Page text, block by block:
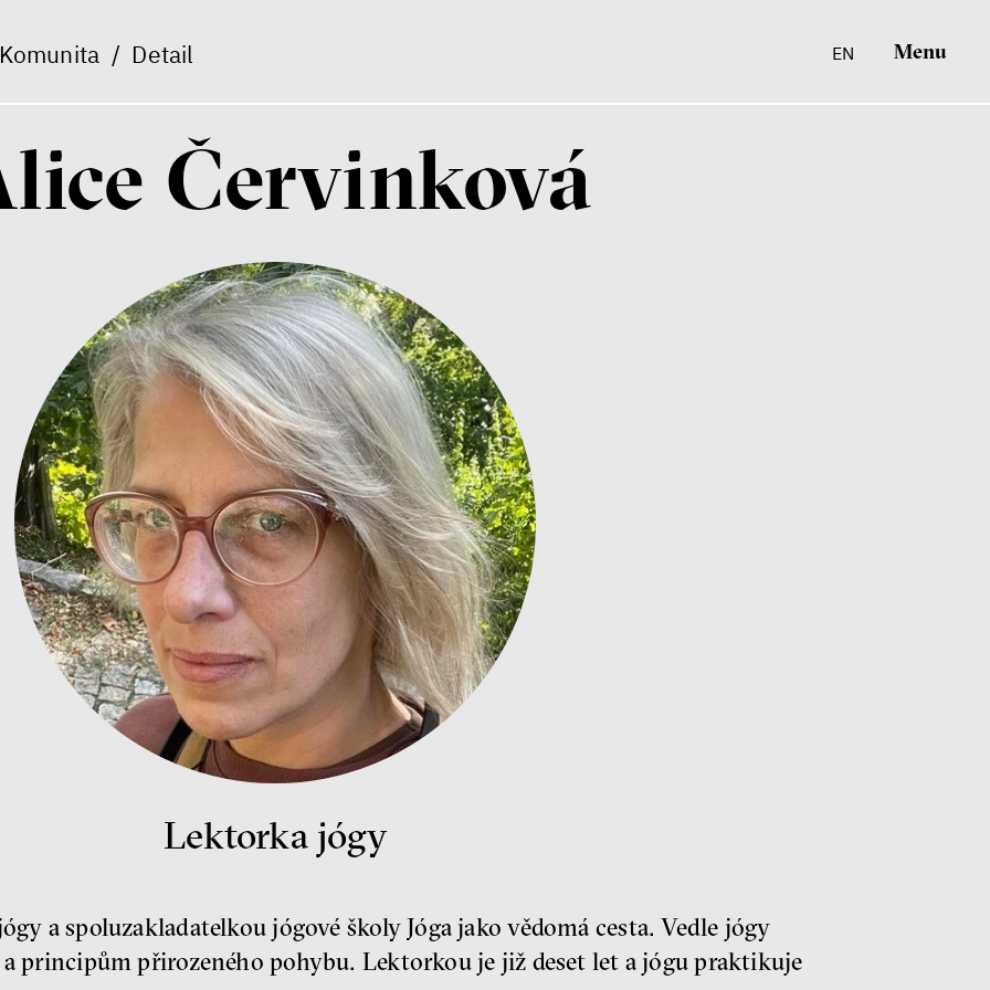
Komunita / Detail EN Menu
Červinková
Lektorka jógy
a spoluzakladatelkou jógové školy Jóga jako vědomá cesta. Vedle jógy
a principům přirozeného pohybu. Lektorkou je již deset let a jógu praktikuje